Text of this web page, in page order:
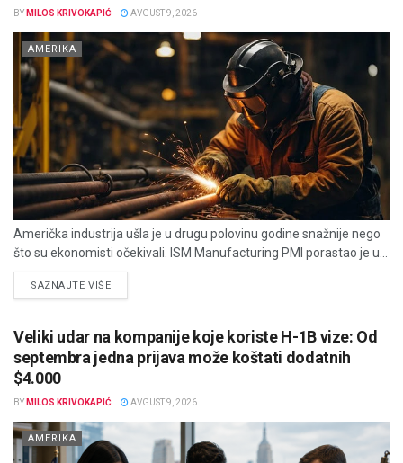
BY MILOS KRIVOKAPIĆ AVGUST 9, 2026
AMERIKA
Američka industrija ušla je u drugu polovinu godine snažnije nego
što su ekonomisti očekivali. ISM Manufacturing PMI porastao je u...
SAZNAJTE VIŠEDETAILS
Veliki udar na kompanije koje koriste H-1B vize: Od
septembra jedna prijava može koštati dodatnih
$4.000
BY MILOS KRIVOKAPIĆ AVGUST 9, 2026
AMERIKA